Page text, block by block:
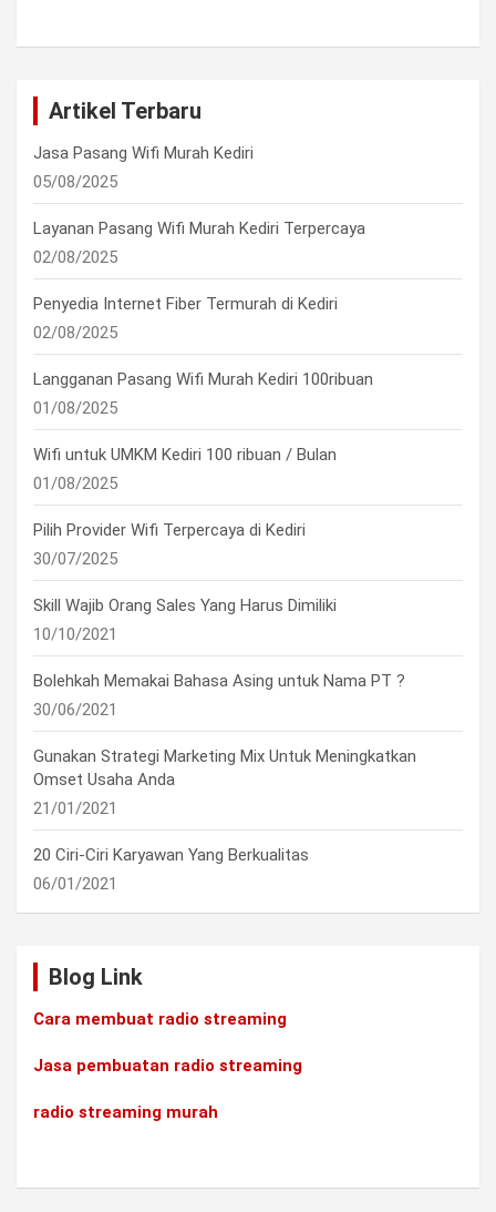
Artikel Terbaru
Jasa Pasang Wifi Murah Kediri
05/08/2025
Layanan Pasang Wifi Murah Kediri Terpercaya
02/08/2025
Penyedia Internet Fiber Termurah di Kediri
02/08/2025
Langganan Pasang Wifi Murah Kediri 100ribuan
01/08/2025
Wifi untuk UMKM Kediri 100 ribuan / Bulan
01/08/2025
Pilih Provider Wifi Terpercaya di Kediri
30/07/2025
Skill Wajib Orang Sales Yang Harus Dimiliki
10/10/2021
Bolehkah Memakai Bahasa Asing untuk Nama PT ?
30/06/2021
Gunakan Strategi Marketing Mix Untuk Meningkatkan
Omset Usaha Anda
21/01/2021
20 Ciri-Ciri Karyawan Yang Berkualitas
06/01/2021
Blog Link
Cara membuat radio streaming
Jasa pembuatan radio streaming
radio streaming murah